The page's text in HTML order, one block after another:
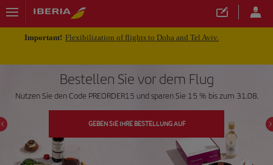
Important! Flexibilization of flights to Doha and Tel Aviv.
Bestellen Sie vor dem Flug
Nutzen Sie den Code PREORDER15 und sparen Sie 15 % bis zum 31.08.
GEBEN SIE IHRE BESTELLUNG AUF